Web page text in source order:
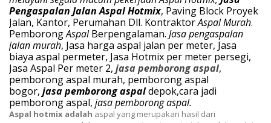
Pengaspalan Jalan AspalHotmix, Paving Block Proyek
Jalan, Kantor, Perumahan Dll. KontraktorAspal Murah.
PemborongAspalBerpengalaman. Jasa pengaspalan
jalan murah, Jasa harga aspal jalan per meter, Jasa
biaya aspal permeter, Jasa Hotmix per meter persegi,
Jasa Aspal Per meter 2, jasa pemborong aspal,
pemborong aspal murah, pemborong aspal
bogor, jasapemborong aspaldepok,cara jadi
pemborong aspal, jasa pemborong aspal.
Aspal hotmix adalah aspal yang merupakan hasil dari